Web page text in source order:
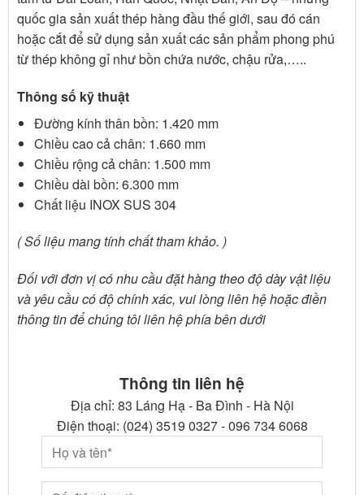
quốc gia sản xuất thép hàng đầu thế giới, sau đó cán
hoặc cắt để sử dụng sản xuất các sản phẩm phong phú
từ thép không gỉ như bồn chứa nước, chậu rửa,…..
Thông số kỹ thuật
Đường kính thân bồn: 1.420 mm
Chiều cao cả chân: 1.660 mm
Chiều rộng cả chân: 1.500 mm
Chiều dài bồn: 6.300 mm
Chất liệu INOX SUS 304
( Số liệu mang tính chất tham khảo. )
Đối với đơn vị có nhu cầu đặt hàng theo độ dày vật liệu
và yêu cầu có độ chính xác, vui lòng liên hệ hoặc điền
thông tin để chúng tôi liên hệ phía bên dưới
Thông tin liên hệ
Địa chỉ: 83 Láng Hạ - Ba Đình - Hà Nội
Điện thoại: (024) 3519 0327 - 096 734 6068